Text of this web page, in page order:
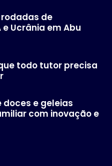
de
Ucrânia em Abu
todo tutor precisa
doces e geleias
com inovação e